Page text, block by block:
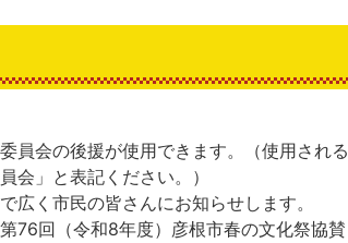
員会の後援が使用できます。（使用される
会」と表記ください。）
広く市民の皆さんにお知らせします。
76回（令和8年度）彦根市春の文化祭協賛